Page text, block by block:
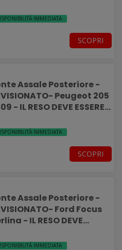
IMMEDIATA
SCOPRI
Assale Posteriore -
Peugeot 205
- IL RESO DEVE ESSERE
IMMEDIATA
SCOPRI
Assale Posteriore -
Ford Focus
- IL RESO DEVE
IMMEDIATA